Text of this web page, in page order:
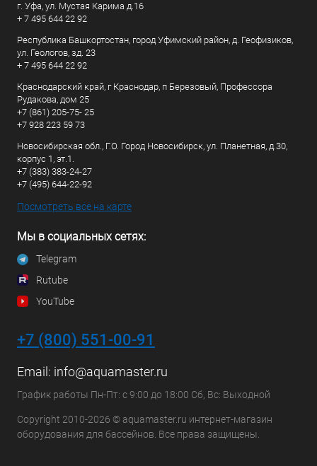
г. Уфа, ул. Мустая Карима д.16
+ 7 495 644 22 92
Республика Башкортостан, город Уфимский район, д. Геофизиков,
ул. Геологов, зд. 23
+ 7 495 644 22 92
Краснодарский край, г Краснодар, п Березовый, Профессора
Рудакова, дом 25
+7 (861) 205-75- 25
+7 928 223 59 73
Новосибирская обл., Г.О. Город Новосибирск, ул. Планетная, д.30,
корпус 1, эт.1.
+7 (383) 383-24-27
+7 (495) 644-22-92
Посмотреть все на карте
Мы в социальных сетях:
Telegram
Rutube
YouTube
+7 (800) 551-00-91
Email: info@aquamaster.ru
График работы Пн-Пт: с 9:00 до 18:00 Сб, Вс: Выходной
Copyright 2010-2026 © aquamaster.ru интернет-магазин
оборудования для бассейнов. Все права защищены.